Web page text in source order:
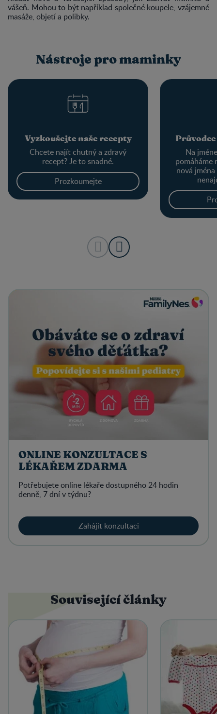
vášeň. Mohou to být například společné koupele, vzájemné
masáže, objetí a polibky.
Nástroje pro maminky
Vyzkoušejte naše recepty
Chcete najít chutný a zdravý
recept? Je to snadné.
Prozkoumejte
Na
pomáháme
nová
ONLINE KONZULTACE S
LÉKAŘEM ZDARMA
Potřebujete online lékaře dostupného 24 hodin
denně, 7 dní v týdnu?
Zahájit konzultaci
Související články